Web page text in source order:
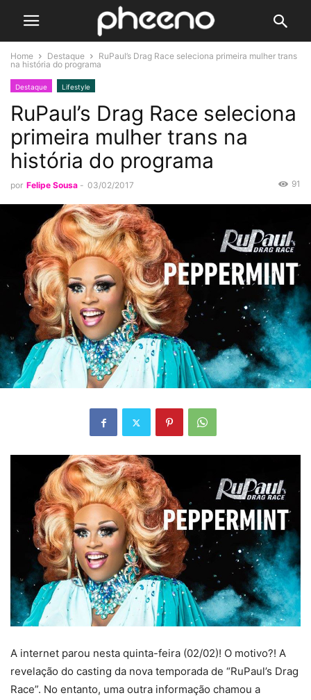
Home Destaque
RuPaul’s Drag Race seleciona primeira mulher trans
na história do programa
Destaque Lifestyle
RuPaul’s Drag Race seleciona
primeira mulher trans na
história do programa
por Felipe Sousa - 03/02/2017 91
A internet parou nesta quinta-feira (02/02)! O motivo?! A
revelação do casting da nova temporada de “RuPaul’s Drag
Race”. No entanto, uma outra informação chamou a